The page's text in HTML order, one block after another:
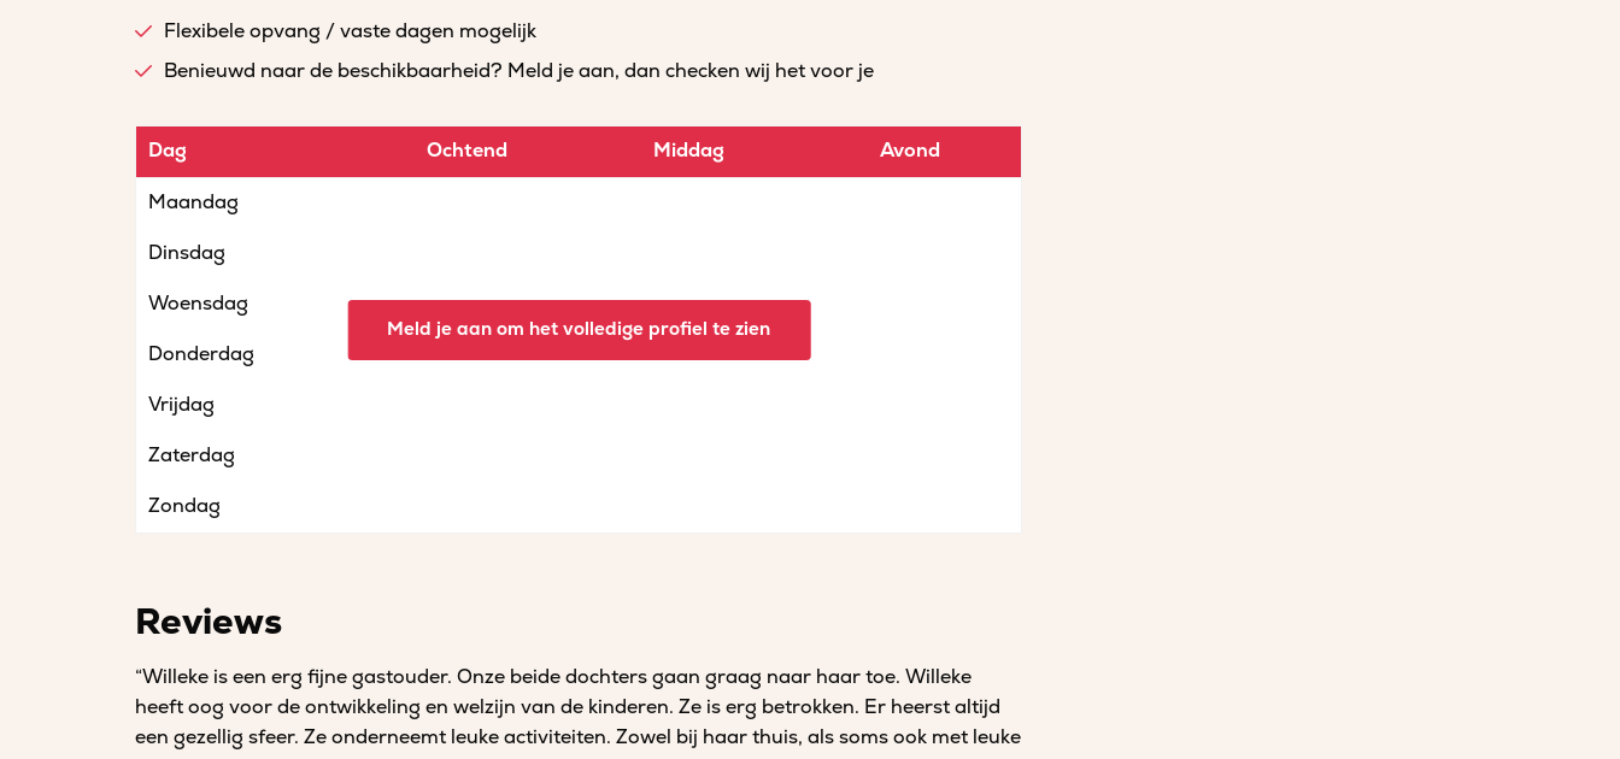
Flexibele opvang / vaste dagen mogelijk
Benieuwd naar de beschikbaarheid? Meld je aan, dan checken wij het voor je
Dag Ochtend Middag Avond
Maandag
Dinsdag
Woensdag
Donderdag
Vrijdag
Zaterdag
Zondag
Meld je aan om het volledige profiel te zien
Reviews
“Willeke is een erg fijne gastouder. Onze beide dochters gaan graag naar haar toe. Willeke
heeft oog voor de ontwikkeling en welzijn van de kinderen. Ze is erg betrokken. Er heerst altijd
een gezellig sfeer. Ze onderneemt leuke activiteiten. Zowel bij haar thuis, als soms ook met leuke